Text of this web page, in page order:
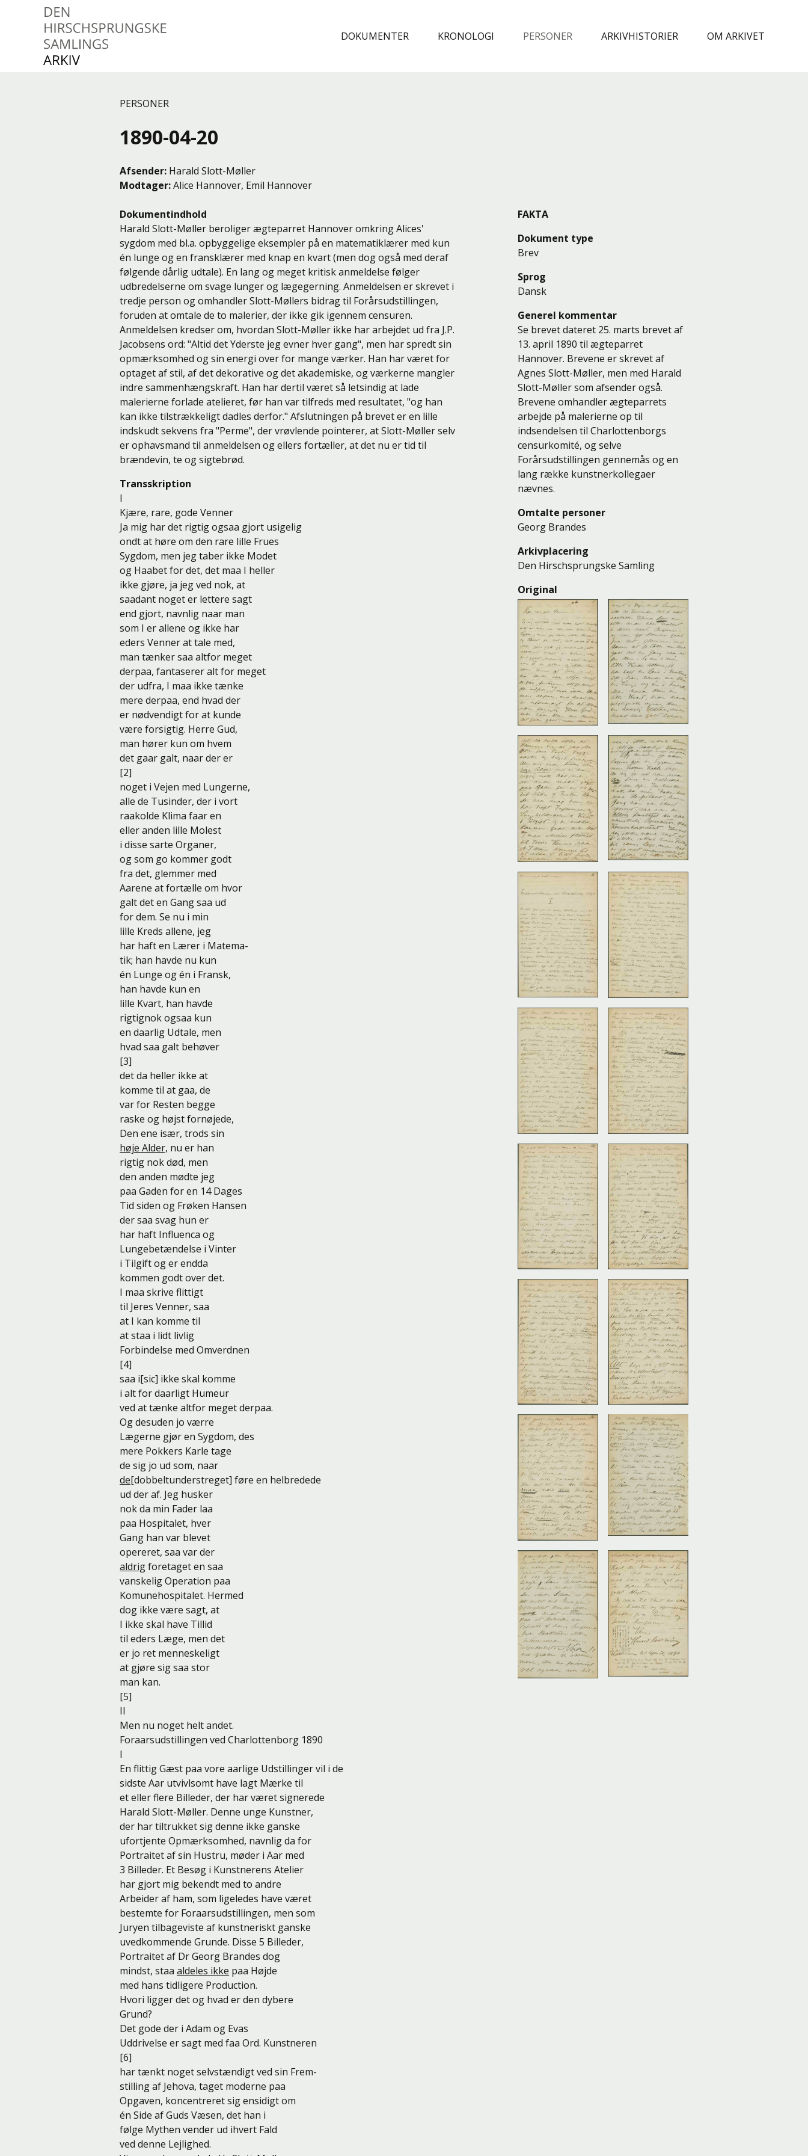
DOKUMENTER KRONOLOGI PERSONER ARKIVHISTORIER OM ARKIVET
PERSONER
1890-04-20
Afsender Harald Slott-Møller
Modtager Alice Hannover, Emil Hannover
Dokumentindhold
Harald Slott-Møller beroliger ægteparret Hannover omkring Alices'
sygdom med bl.a. opbyggelige eksempler på en matematiklærer med kun
én lunge og en fransklærer med knap en kvart (men dog også med deraf
følgende dårlig udtale). En lang og meget kritisk anmeldelse følger
udbredelserne om svage lunger og lægegerning. Anmeldelsen er skrevet i
tredje person og omhandler Slott-Møllers bidrag til Forårsudstillingen,
foruden at omtale de to malerier, der ikke gik igennem censuren.
Anmeldelsen kredser om, hvordan Slott-Møller ikke har arbejdet ud fra J.P.
Jacobsens ord: "Altid det Yderste jeg evner hver gang", men har spredt sin
opmærksomhed og sin energi over for mange værker. Han har været for
optaget af stil, af det dekorative og det akademiske, og værkerne mangler
indre sammenhængskraft. Han har dertil været så letsindig at lade
malerierne forlade atelieret, før han var tilfreds med resultatet, "og han
kan ikke tilstrækkeligt dadles derfor." Afslutningen på brevet er en lille
indskudt sekvens fra "Perme", der vrøvlende pointerer, at Slott-Møller selv
er ophavsmand til anmeldelsen og ellers fortæller, at det nu er tid til
brændevin, te og sigtebrød.
Transskription
I
Kjære, rare, gode Venner
Ja mig har det rigtig ogsaa gjort usigelig
ondt at høre om den rare lille Frues
Sygdom, men jeg taber ikke Modet
og Haabet for det, det maa I heller
ikke gjøre, ja jeg ved nok, at
saadant noget er lettere sagt
end gjort, navnlig naar man
som I er allene og ikke har
eders Venner at tale med,
man tænker saa altfor meget
derpaa, fantaserer alt for meget
der udfra, I maa ikke tænke
mere derpaa, end hvad der
er nødvendigt for at kunde
være forsigtig. Herre Gud,
man hører kun om hvem
det gaar galt, naar der er
[2]
noget i Vejen med Lungerne,
alle de Tusinder, der i vort
raakolde Klima faar en
eller anden lille Molest
i disse sarte Organer,
og som go kommer godt
fra det, glemmer med
Aarene at fortælle om hvor
galt det en Gang saa ud
for dem. Se nu i min
lille Kreds allene, jeg
har haft en Lærer i Matema-
tik; han havde nu kun
én Lunge og én i Fransk,
han havde kun en
lille Kvart, han havde
rigtignok ogsaa kun
en daarlig Udtale, men
hvad saa galt behøver
[3]
det da heller ikke at
komme til at gaa, de
var for Resten begge
raske og højst fornøjede,
Den ene især, trods sin
høje Alder, nu er han
rigtig nok død, men
den anden mødte jeg
paa Gaden for en 14 Dages
Tid siden og Frøken Hansen
der saa svag hun er
har haft Influenca og
Lungebetændelse i Vinter
i Tilgift og er endda
kommen godt over det.
I maa skrive flittigt
til Jeres Venner, saa
at I kan komme til
at staa i lidt livlig
Forbindelse med Omverdnen
[4]
saa i[sic] ikke skal komme
i alt for daarligt Humeur
ved at tænke altfor meget derpaa.
Og desuden jo værre
Lægerne gjør en Sygdom, des
mere Pokkers Karle tage
de sig jo ud som, naar
de[dobbeltunderstreget] føre en helbredede
ud der af. Jeg husker
nok da min Fader laa
paa Hospitalet, hver
Gang han var blevet
opereret, saa var der
aldrigforetaget en saa
vanskelig Operation paa
Komunehospitalet. Hermed
dog ikke være sagt, at
I ikke skal have Tillid
til eders Læge, men det
er jo ret menneskeligt
at gjøre sig saa stor
man kan.
[5]
II
Men nu noget helt andet.
Foraarsudstillingen ved Charlottenborg 1890
I
En flittig Gæst paa vore aarlige Udstillinger vil i de
sidste Aar utvivlsomt have lagt Mærke til
et eller flere Billeder, der har været signerede
Harald Slott-Møller. Denne unge Kunstner,
der har tiltrukket sig denne ikke ganske
ufortjente Opmærksomhed, navnlig da for
Portraitet af sin Hustru, møder i Aar med
3 Billeder. Et Besøg i Kunstnerens Atelier
har gjort mig bekendt med to andre
Arbeider af ham, som ligeledes have været
bestemte for Foraarsudstillingen, men som
Juryen tilbageviste af kunstneriskt ganske
uvedkommende Grunde. Disse 5 Billeder,
Portraitet af Dr Georg Brandes dog
mindst, staa aldeles ikke paa Højde
med hans tidligere Production.
Hvori ligger det og hvad er den dybere
Grund?
Det gode der i Adam og Evas
Uddrivelse er sagt med faa Ord. Kunstneren
[6]
har tænkt noget selvstændigt ved sin Frem-
stilling af Jehova, taget moderne paa
Opgaven, koncentreret sig ensidigt om
én Side af Guds Væsen, det han i
følge Mythen vender ud ihvert Fald
ved denne Lejlighed.
FAKTA
Dokument type
Brev
Sprog
Dansk
Generel kommentar
Se brevet dateret 25. marts brevet af
13. april 1890 til ægteparret
Hannover. Brevene er skrevet af
Agnes Slott-Møller, men med Harald
Slott-Møller som afsender også.
Brevene omhandler ægteparrets
arbejde på malerierne op til
indsendelsen til Charlottenborgs
censurkomité, og selve
Forårsudstillingen gennemås og en
lang række kunstnerkollegaer
nævnes.
Omtalte personer
Georg Brandes
Arkivplacering
Den Hirschsprungske Samling
Original